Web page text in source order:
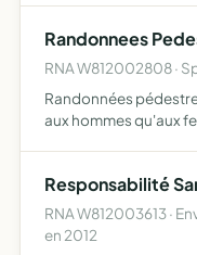
Randonnees
RNA W812002808 ·
Randonnées
aux hommes qu'aux
Responsabilité
RNA W812003613 ·
en 2012